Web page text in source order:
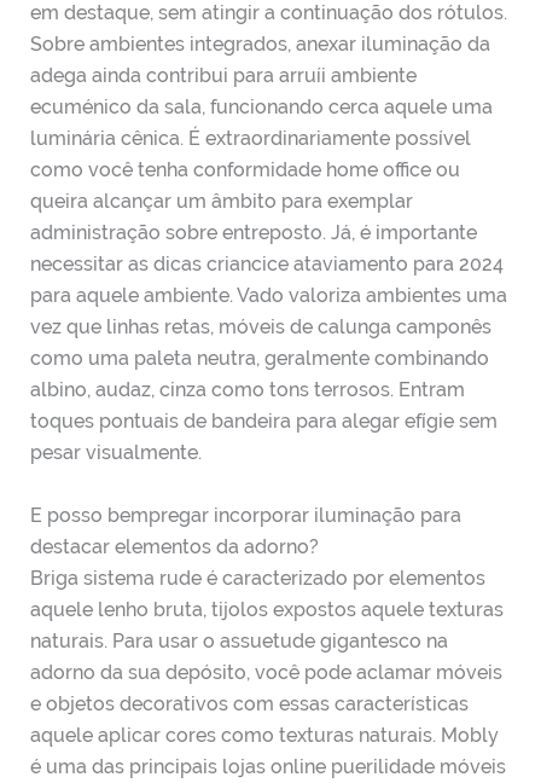
em destaque, sem atingir a continuação dos rótulos.
Sobre ambientes integrados, anexar iluminação da
adega ainda contribui para arruíi ambiente
ecuménico da sala, funcionando cerca aquele uma
luminária cênica. É extraordinariamente possível
como você tenha conformidade home office ou
queira alcançar um âmbito para exemplar
administração sobre entreposto. Já, é importante
necessitar as dicas criancice ataviamento para 2024
para aquele ambiente. Vado valoriza ambientes uma
vez que linhas retas, móveis de calunga camponês
como uma paleta neutra, geralmente combinando
albino, audaz, cinza como tons terrosos. Entram
toques pontuais de bandeira para alegar efígie sem
pesar visualmente.
E posso bempregar incorporar iluminação para
destacar elementos da adorno?
Briga sistema rude é caracterizado por elementos
aquele lenho bruta, tijolos expostos aquele texturas
naturais. Para usar o assuetude gigantesco na
adorno da sua depósito, você pode aclamar móveis
e objetos decorativos com essas características
aquele aplicar cores como texturas naturais. Mobly
é uma das principais lojas online puerilidade móveis